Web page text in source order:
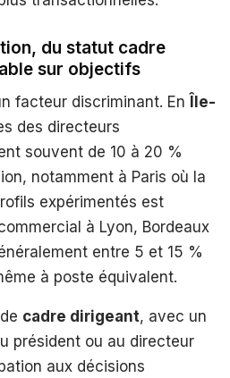
du statut cadre
sur objectifs
facteur discriminant. En
Île-
des directeurs
souvent de 10 à 20 %
notamment à Paris où la
expérimentés est
à Lyon, Bordeaux
entre 5 et 15 %
à poste équivalent.
cadre dirigeant, avec un
président ou au directeur
aux décisions